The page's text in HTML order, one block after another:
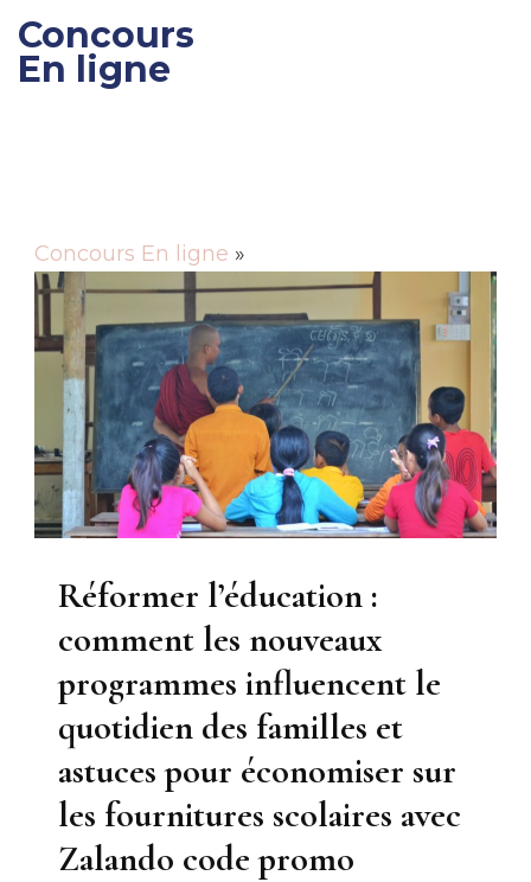
Concours
En ligne
Concours En ligne »
Réformer l’éducation :
comment les nouveaux
programmes influencent le
quotidien des familles et
astuces pour économiser sur
les fournitures scolaires avec
Zalando code promo